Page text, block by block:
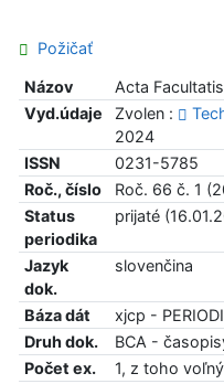
Požičať
Názov
Acta
Vyd.údaje
Zvolen :
2024
ISSN
0231-5785
Roč., číslo
Roč. 66 č. 1
Status
periodika
prijaté
Jazyk
dok.
slovenčina
Báza dát
xjcp -
Druh dok.
BCA -
Počet ex.
1, z toho